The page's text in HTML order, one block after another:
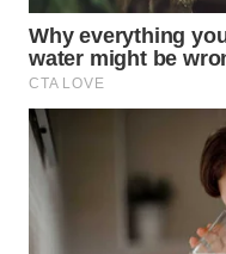
WAHANA
ADVOKAT
WAHANA
INFRASTRUKTUR